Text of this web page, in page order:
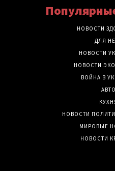
НОВОСТИ
ДЛЯ
НОВОСТИ
НОВОСТИ
ВОЙНА В
АВТО
НОВОСТИ
МИРОВЫЕ
НОВОСТИ